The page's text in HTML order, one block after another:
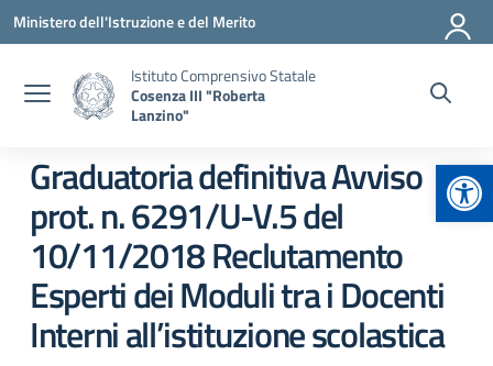
Vai ai contenuti
Vai al menu di navigazione
Vai al footer
Ministero dell'Istruzione e del Merito
Istituto Comprensivo Statale
Cosenza III "Roberta
Lanzino"
Graduatoria definitiva Avviso
prot. n. 6291/U-V.5 del
10/11/2018 Reclutamento
Esperti dei Moduli tra i Docenti
Interni all’istituzione scolastica